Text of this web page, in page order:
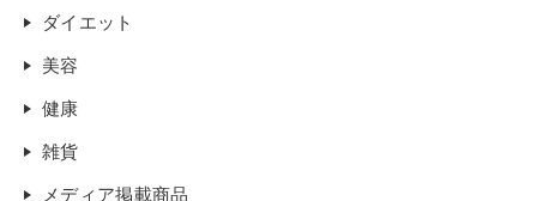
ダイエット
美容
健康
雑貨
メディア掲載商品